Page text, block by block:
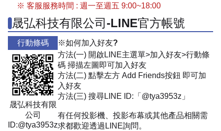
※ 客服服務時間 : 週一至週五 9:00~18:00
晟弘科技有限公司-LINE官方帳號
行動條碼
晟弘科技有限
公司
ID:@tya3953z
※如何加入好友?
方法(一) 開啟LINE主選單>加入好友>行動條
碼 掃描左圖即可加入好友
方法(二) 點擊左方 Add Friends按鈕 即可加
入好友
方法(三) 搜尋LINE ID:「@tya3953z」
有任何投影機、投影布幕或其他產品相關需
求都歡迎透過LINE詢問。